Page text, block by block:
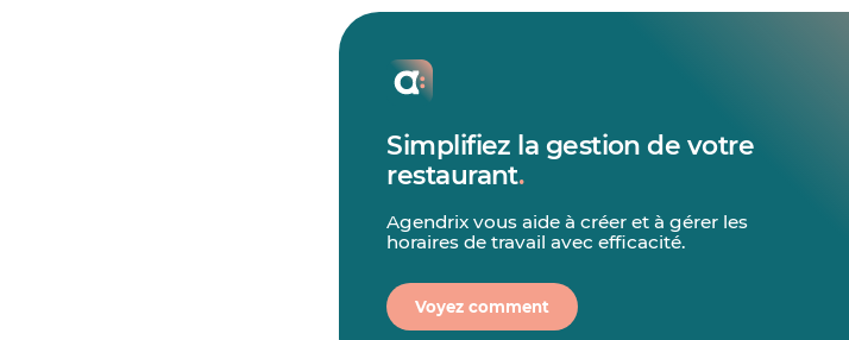
Simplifiez la gestion de votre
restaurant.
Agendrix vous aide à créer et à gérer les
horaires de travail avec efficacité.
Voyez comment